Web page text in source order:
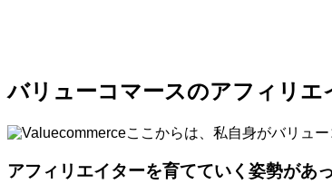
バリューコマースのアフィリエ
ここからは、私自身がバリュ
アフィリエイターを育てていく姿勢があ